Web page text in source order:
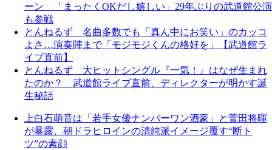
ーン 「まったくOKだし嬉しい」29年ぶりの武道館公演
も参戦
とんねるず 名曲多数でも「真ん中にお笑い」のカッコ
よさ…演奏陣まで「モジモジくんの格好を」【武道館ラ
イブ直前】
とんねるず 大ヒットシングル『一気！』はなぜ生まれ
たのか？ 武道館ライブ直前、ディレクターが明かす誕
生秘話
上白石萌音は「若手女優ナンバーワン酒豪」と菅田将暉
が暴露、朝ドラヒロインの清純派イメージ覆す“断ト
ツ”の素顔